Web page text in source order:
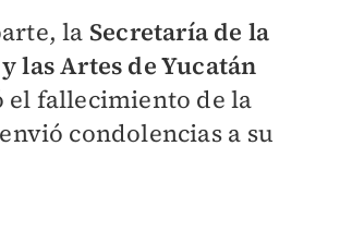
la Secretaría de la
las Artes de Yucatán
el fallecimiento de la
condolencias a su